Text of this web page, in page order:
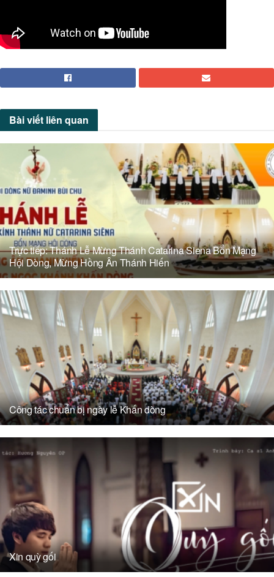
Bài viết liên quan
Trực tiếp: Thánh Lễ Mừng Thánh Catarina Siena Bổn Mạng
Hội Dòng, Mừng Hồng Ân Thánh Hiến
Công tác chuẩn bị ngày lễ Khấn dòng
Xin quỳ gối